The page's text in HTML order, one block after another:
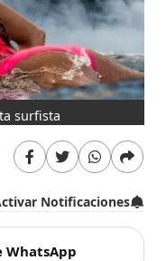
surfista
Notificaciones
WhatsApp